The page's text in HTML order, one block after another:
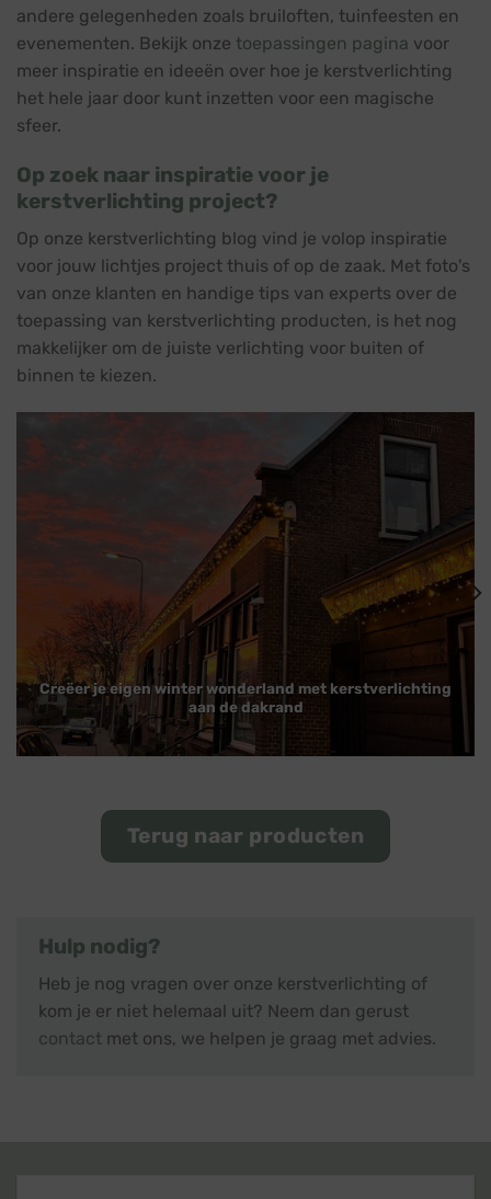
andere gelegenheden zoals bruiloften, tuinfeesten en
evenementen. Bekijk onze toepassingen pagina voor
meer inspiratie en ideeën over hoe je kerstverlichting
het hele jaar door kunt inzetten voor een magische
sfeer.
Op zoek naar inspiratie voor je
kerstverlichting project?
Op onze kerstverlichting blog vind je volop inspiratie
voor jouw lichtjes project thuis of op de zaak. Met foto's
van onze klanten en handige tips van experts over de
toepassing van kerstverlichting producten, is het nog
makkelijker om de juiste verlichting voor buiten of
binnen te kiezen.
Creëer je eigen winter wonderland met kerstverlichting
aan de dakrand
Terug naar producten
Hulp nodig?
Heb je nog vragen over onze kerstverlichting of
kom je er niet helemaal uit? Neem dan gerust
contact met ons, we helpen je graag met advies.